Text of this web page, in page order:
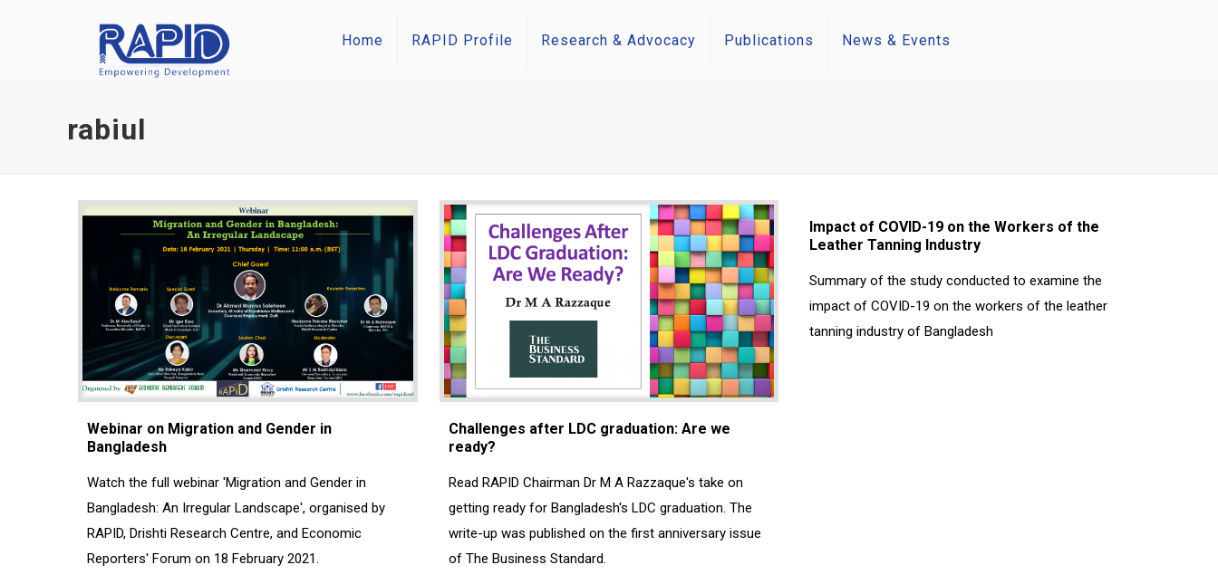
Home RAPID Profile Research & Advocacy Publications News & Events
rabiul
Webinar on Migration and Gender in
Bangladesh
Watch the full webinar 'Migration and Gender in
Bangladesh: An Irregular Landscape', organised by
RAPID, Drishti Research Centre, and Economic
Reporters' Forum on 18 February 2021.
Challenges after LDC graduation: Are we
ready?
Read RAPID Chairman Dr M A Razzaque's take on
getting ready for Bangladesh's LDC graduation. The
write-up was published on the first anniversary issue
of The Business Standard.
Impact of COVID-19 on the Workers of the
Leather Tanning Industry
Summary of the study conducted to examine the
impact of COVID-19 on the workers of the leather
tanning industry of Bangladesh